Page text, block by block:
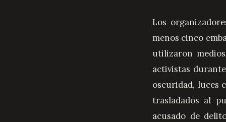
Los
menos cinco
utilizaron
activistas
oscuridad, luces
trasladados al
acusado de